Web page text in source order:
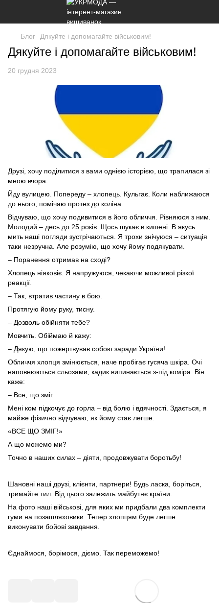
Блог Дякуйте і допомагайте військовим!
Дякуйте і допомагайте військовим!
20 грудня 2023
Друзі, хочу поділитися з вами однією історією, що трапилася зі
мною вчора.
Йду вулицею. Попереду – хлопець. Кульгає. Коли наближаюся
до нього, помічаю протез до коліна.
Відчуваю, що хочу подивитися в його обличчя. Рівняюся з ним.
Молодий – десь до 25 років. Щось шукає в кишені. В якусь
мить наші погляди зустрічаються. Я трохи знічуюся – ситуація
таки незручна. Але розумію, що хочу йому подякувати.
– Поранення отримав на сході?
Хлопець ніяковіє. Я напружуюся, чекаючи можливої різкої
реакції.
– Так, втратив частину в бою.
Протягую йому руку, тисну.
– Дозволь обійняти тебе?
Мовчить. Обіймаю й кажу:
– Дякую, що пожертвував собою заради України!
Обличчя хлопця змінюється, наче пробігає гусяча шкіра. Очі
наповнюються сльозами, кадик випинається з-під коміра. Він
каже:
– Все, що зміг.
Мені ком підкочує до горла – від болю і вдячності. Здається, я
майже фізично відчуваю, як йому стає легше.
«ВСЕ ЩО ЗМІГ!»
А що можемо ми?
Точно в наших силах – діяти, продовжувати боротьбу!
Шановні наші друзі, клієнти, партнери! Будь ласка, боріться,
тримайте тил. Від цього залежить майбутнє країни.
На фото наші військові, для яких ми придбали два комплекти
гуми на позашляховики. Тепер хлопцям буде легше
виконувати бойові завдання.
Єднаймося, борімося, діємо. Так переможемо!